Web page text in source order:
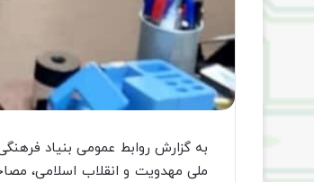
به گزارش روابط عمومی بنیاد
ملی مهدویت و انقلاب اسلامی،